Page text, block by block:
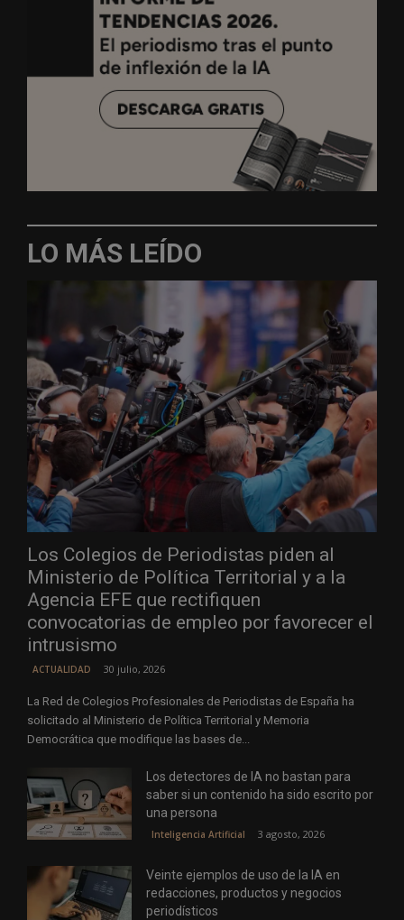
LO MÁS LEÍDO
Los Colegios de Periodistas piden al
Ministerio de Política Territorial y a la
Agencia EFE que rectifiquen
convocatorias de empleo por favorecer el
intrusismo
ACTUALIDAD 30 julio, 2026
La Red de Colegios Profesionales de Periodistas de España ha
solicitado al Ministerio de Política Territorial y Memoria
Democrática que modifique las bases de...
Los detectores de IA no bastan para
saber si un contenido ha sido escrito por
una persona
Inteligencia Artificial 3 agosto, 2026
Veinte ejemplos de uso de la IA en
redacciones, productos y negocios
periodísticos